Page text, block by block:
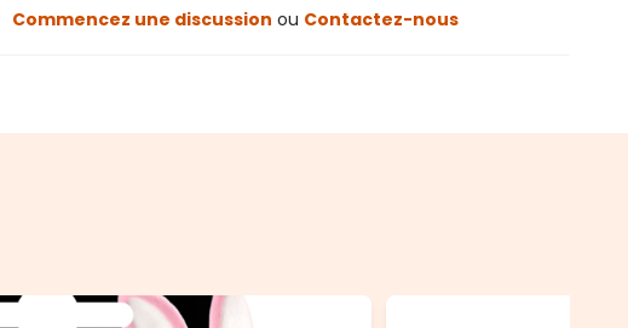
Commencez une discussion ou Contactez-nous